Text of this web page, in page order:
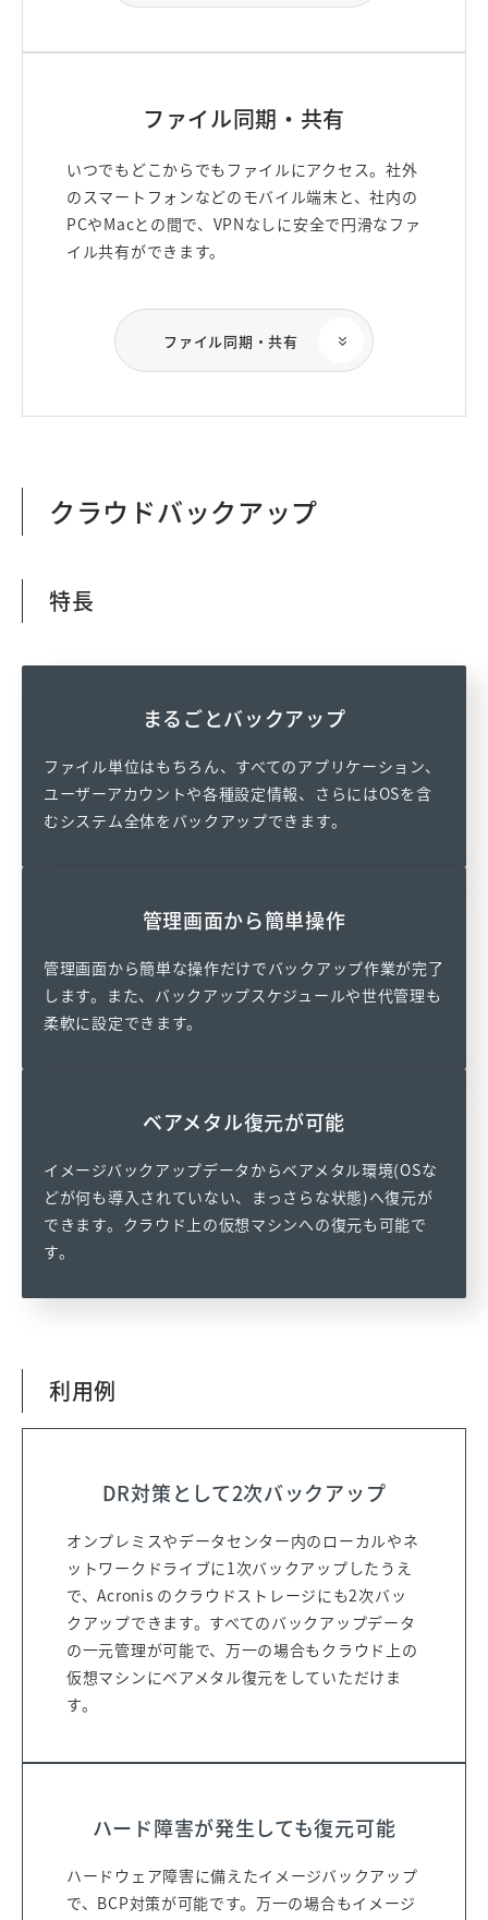
ファイル同期・共有
いつでもどこからでもファイルにアクセス。社外
のスマートフォンなどのモバイル端末と、社内の
PCやMacとの間で、VPNなしに安全で円滑なファ
イル共有ができます。
ファイル同期・共有
クラウドバックアップ
特長
まるごとバックアップ
ファイル単位はもちろん、すべてのアプリケーション、
ユーザーアカウントや各種設定情報、さらにはOSを含
むシステム全体をバックアップできます。
管理画面から簡単操作
管理画面から簡単な操作だけでバックアップ作業が完了
します。また、バックアップスケジュールや世代管理も
柔軟に設定できます。
ベアメタル復元が可能
イメージバックアップデータからベアメタル環境(OSな
どが何も導入されていない、まっさらな状態)へ復元が
できます。クラウド上の仮想マシンへの復元も可能で
す。
利用例
DR対策として2次バックアップ
オンプレミスやデータセンター内のローカルやネ
ットワークドライブに1次バックアップしたうえ
で、Acronis のクラウドストレージにも2次バッ
クアップできます。すべてのバックアップデータ
の一元管理が可能で、万一の場合もクラウド上の
仮想マシンにベアメタル復元をしていただけま
す。
ハード障害が発生しても復元可能
ハードウェア障害に備えたイメージバックアップ
で、BCP対策が可能です。万一の場合もイメージ